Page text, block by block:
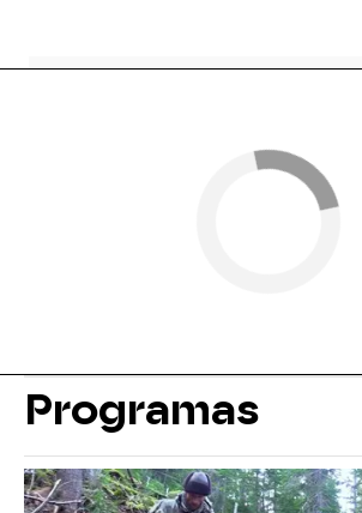
Programas